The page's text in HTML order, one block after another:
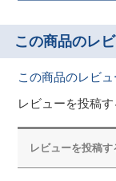
この商品のレ
この商品のレビュ
レビューを投稿
レビューを投稿す